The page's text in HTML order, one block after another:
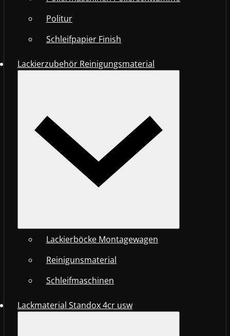
Politur
Schleifpapier Finish
Lackierzubehör Reinigungsmaterial
Lackierböcke Montagewagen
Reinigunsmaterial
Schleifmaschinen
Lackmaterial Standox 4cr usw